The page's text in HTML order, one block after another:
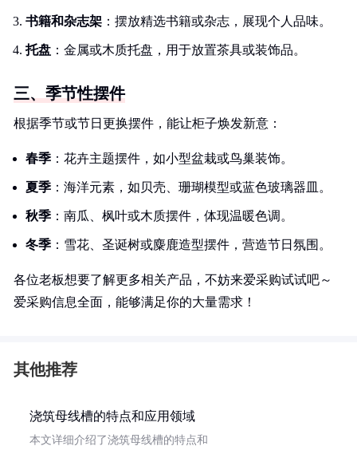
书籍和杂志架 ：摆放精选书籍或杂志，展现个人品味。
托盘 ：金属或木质托盘，用于放置茶具或装饰品。
三、季节性摆件
根据季节或节日更换摆件，能让柜子焕发新意：
春季 ：花卉主题摆件，如小型盆栽或鸟巢装饰。
夏季 ：海洋元素，如贝壳、珊瑚模型或蓝色玻璃器皿。
秋季 ：南瓜、枫叶或木质摆件，体现温暖色调。
冬季 ：雪花、圣诞树或麋鹿造型摆件，营造节日氛围。
各位老板想要了解更多相关产品，不妨来爱采购试试吧～
爱采购信息全面，能够满足你的大量需求！
其他推荐
浇筑母线槽的特点和应用领域
本文详细介绍了浇筑母线槽的特点和